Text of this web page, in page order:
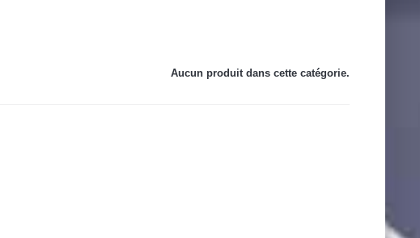
Aucun produit dans cette catégorie.